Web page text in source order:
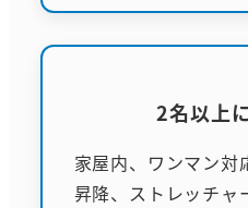
2名以上
家屋内、ワンマン対
昇降、ストレッチャ